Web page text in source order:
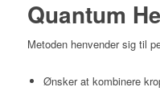
Quantum
Metoden henvender sig til
Ønsker at kombinere